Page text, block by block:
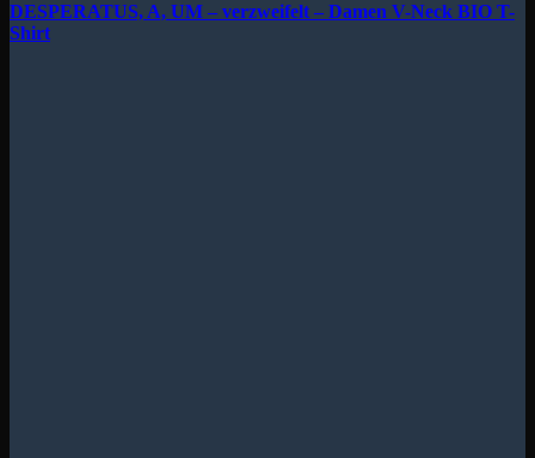
DESPERATUS, A, UM – verzweifelt – Damen V-Neck BIO T-
Shirt